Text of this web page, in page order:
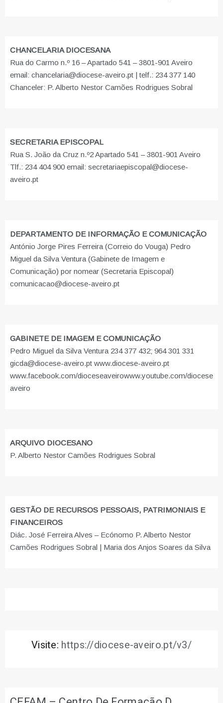
CHANCELARIA DIOCESANA
Rua do Carmo n.º 16 – Apartado 541 – 3801-901 Aveiro
email: chancelaria@diocese-aveiro.pt | telf.: 234 377 140
Chanceler: P. Alberto Nestor Camões Rodrigues Sobral
SECRETARIA EPISCOPAL
Rua S. João da Cruz n.º2 Apartado 541 – 3801-901 Aveiro
Tlf.: 234 404 900 email: secretariaepiscopal@diocese-
aveiro.pt
DEPARTAMENTO DE INFORMAÇÃO E COMUNICAÇÃO
António Jorge Pires Ferreira (Correio do Vouga) Pedro
Miguel da Silva Ventura (Gabinete de Imagem e
Comunicação) por nomear (Secretaria Episcopal)
comunicacao@diocese-aveiro.pt
GABINETE DE IMAGEM E COMUNICAÇÃO
Pedro Miguel da Silva Ventura 234 377 432; 964 301 331
gicda@diocese-aveiro.pt www.diocese-aveiro.pt
www.facebook.com/dioceseaveirowww.youtube.com/diocese
aveiro
ARQUIVO DIOCESANO
P. Alberto Nestor Camões Rodrigues Sobral
GESTÃO DE RECURSOS PESSOAIS, PATRIMONIAIS E
FINANCEIROS
Diác. José Ferreira Alves – Ecónomo P. Alberto Nestor
Camões Rodrigues Sobral | Maria dos Anjos Soares da Silva
Visite: https://diocese-aveiro.pt/v3/